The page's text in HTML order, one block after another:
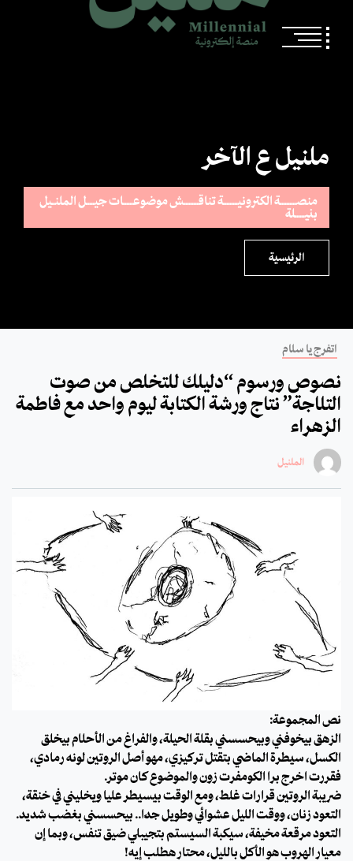
ملنيل ع الآخر
منصــــــــــة الكترونيـــــــــة تناقـــــــــش موضوعــــــات جيـــــل الملنــيل
بنيــــــلة
الرئيسية
اتفرج يا سلام
نصوص ورسوم “دليلك للتخلص من صوت
التلاجة” نتاج ورشة الكتابة ليوم واحد مع فاطمة
الزهراء
الملنيل
نص المجموعة:
الزهق بيخوفني وبيحسسني بقلة الحيلة، والفراغ من الأحلام بيخلق
الكسل، سيطرة الماضي بتقتل تركيزي، مهو أصل الروتين لونه رمادي،
فقررت اخرج برا الكومفرت زون والموضوع كان موتر.
ضريبة الروتين قرارات غلط، ومع الوقت بيسيطر عليا ويخليني في خنقة،
التعود زنان، ووقت الليل عشوائي وطويل جدًا.. بيحسسني بغضب شديد.
التعود مرقعة مخيفة، سيكبة السيستم بتجيبلي ضيق تنفس، وبما إن
معيار الهروب هو الأكل بالليل، محتار هطلب إيه!